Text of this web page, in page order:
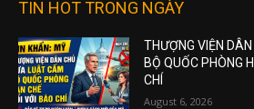
TIN HOT TRONG NGÀY
THƯỢNG VIỆN
BỘ QUỐC PHÒNG
CHÍ
August 6, 2026